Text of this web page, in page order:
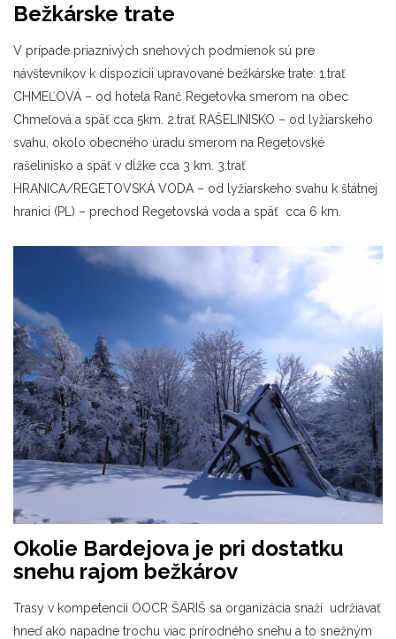
Bežkárske trate
V prípade priaznivých snehových podmienok sú pre
návštevníkov k dispozícii upravované bežkárske trate: 1.trať
CHMEĽOVÁ – od hotela Ranč Regetovka smerom na obec
Chmeľová a späť cca 5km. 2.trať RAŠELINISKO – od lyžiarskeho
svahu, okolo obecného úradu smerom na Regetovské
rašelinisko a späť v dĺžke cca 3 km. 3.trať
HRANICA/REGETOVSKÁ VODA – od lyžiarskeho svahu k štátnej
hranici (PL) – prechod Regetovská voda a späť cca 6 km.
Okolie Bardejova je pri dostatku
snehu rajom bežkárov
Trasy v kompetencii OOCR ŠARIŠ sa organizácia snaží udržiavať
hneď ako napadne trochu viac prírodného snehu a to snežným